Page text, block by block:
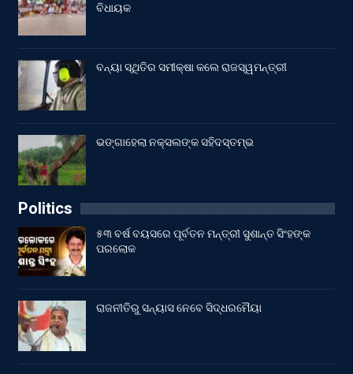
ବିଧାୟକ
ବନ୍ୟା ସ୍ଥିତିର ସମୀକ୍ଷା କଲେ ରାଜସ୍ୱମନ୍ତ୍ରୀ
ଭଙ୍ଗାହେଲା ନକ୍ସଲଙ୍କ ସହିଦସ୍ତମ୍ଭ
Politics
୫୩ ବର୍ଷ ବୟସରେ ପୂର୍ବତନ ମନ୍ତ୍ରୀ ସୁଶାନ୍ତ ସିଂହଙ୍କ
ପରଲୋକ
ରାଜନୀତିରୁ ସନ୍ୟାସ ନେବେ ସିଦ୍ଧରମୈୟା